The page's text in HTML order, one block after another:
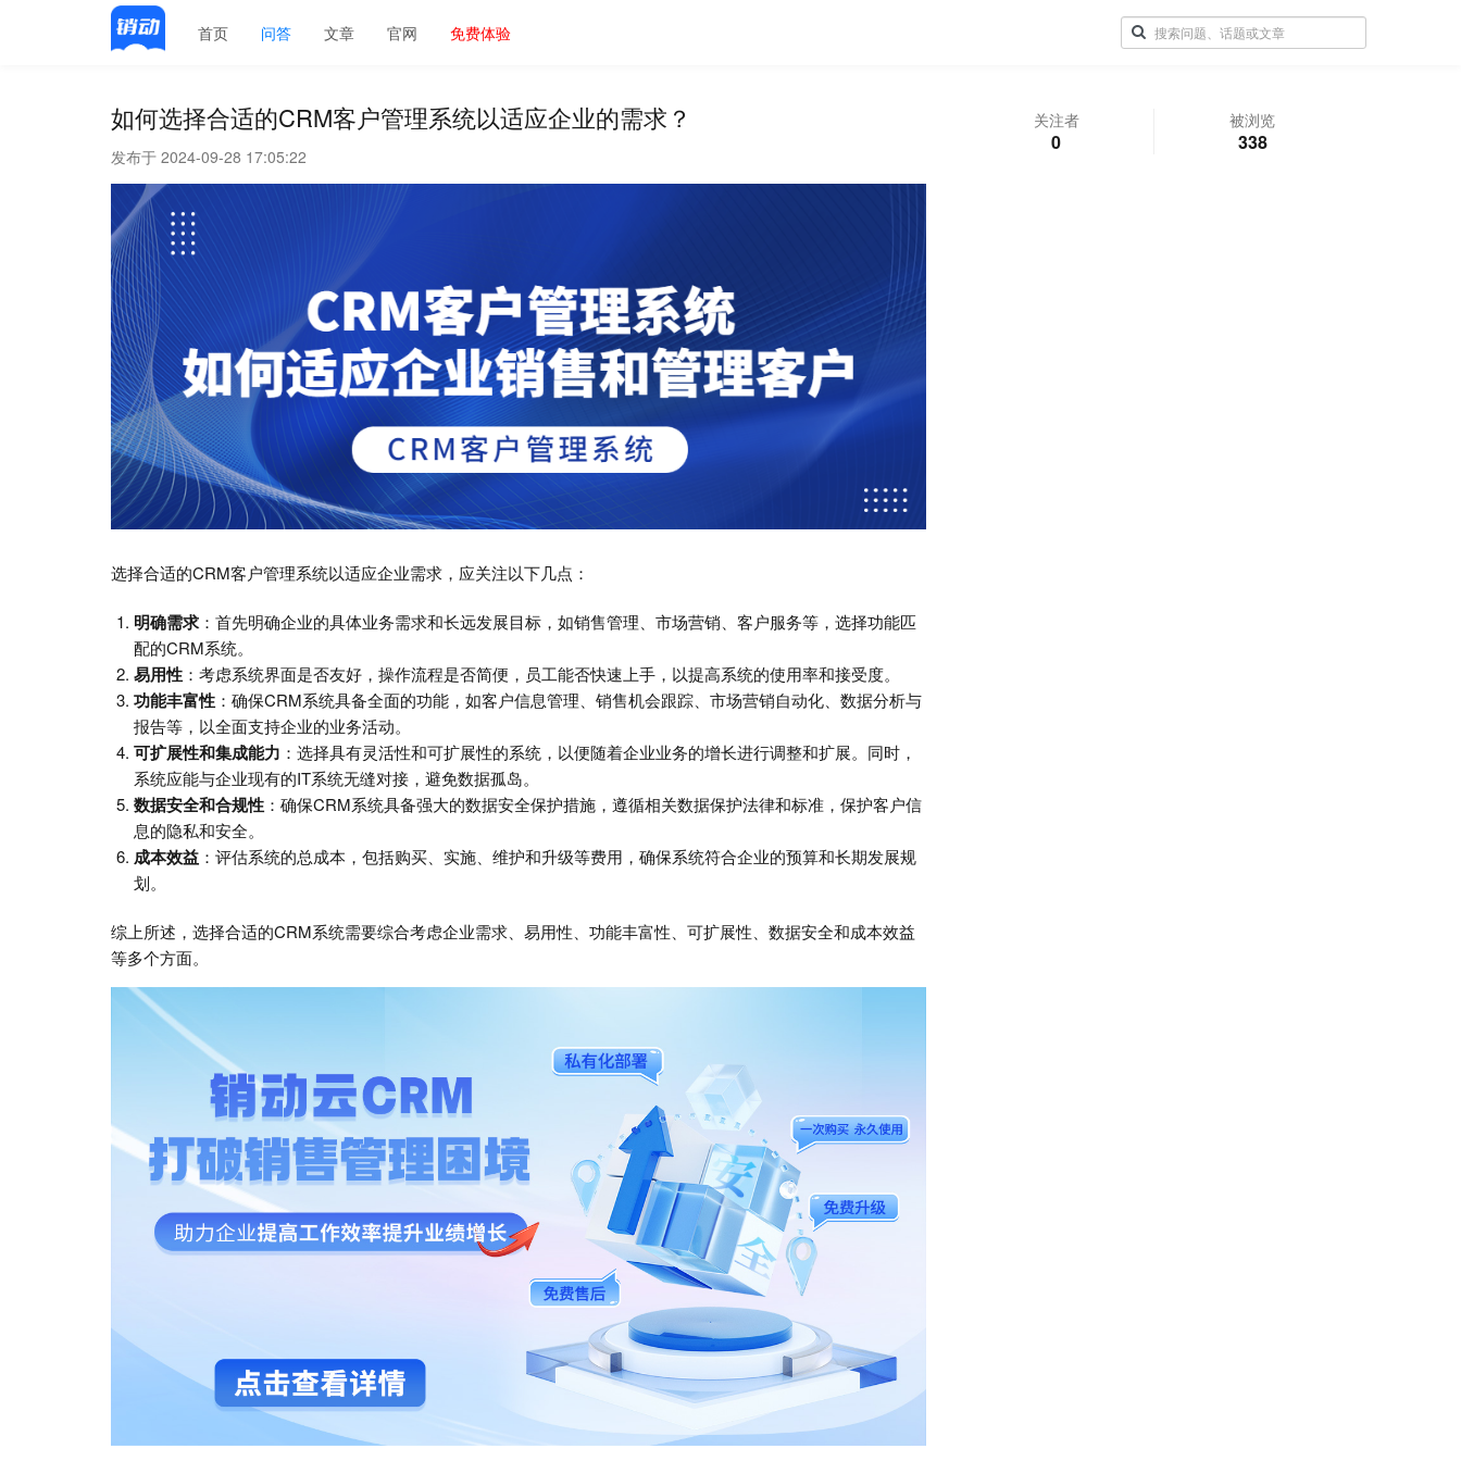
首页 问答 文章 官网 免费体验
如何选择合适的CRM客户管理系统以适应企业的需求？
发布于 2024-09-28 17:05:22
选择合适的CRM客户管理系统以适应企业需求，应关注以下几点：
明确需求：首先明确企业的具体业务需求和长远发展目标，如销售管理、市场营销、客户服务等，选择功能匹
配的CRM系统。
易用性 ：考虑系统界面是否友好，操作流程是否简便，员工能否快速上手，以提高系统的使用率和接受度。
功能丰富性 ：确保CRM系统具备全面的功能，如客户信息管理、销售机会跟踪、市场营销自动化、数据分析与
报告等，以全面支持企业的业务活动。
可扩展性和集成能力 ：选择具有灵活性和可扩展性的系统，以便随着企业业务的增长进行调整和扩展。同时，
系统应能与企业现有的IT系统无缝对接，避免数据孤岛。
数据安全和合规性 ：确保CRM系统具备强大的数据安全保护措施，遵循相关数据保护法律和标准，保护客户信
息的隐私和安全。
成本效益 ：评估系统的总成本，包括购买、实施、维护和升级等费用，确保系统符合企业的预算和长期发展规
划。
综上所述，选择合适的CRM系统需要综合考虑企业需求、易用性、功能丰富性、可扩展性、数据安全和成本效益
等多个方面。
关注者
0
被浏览
338